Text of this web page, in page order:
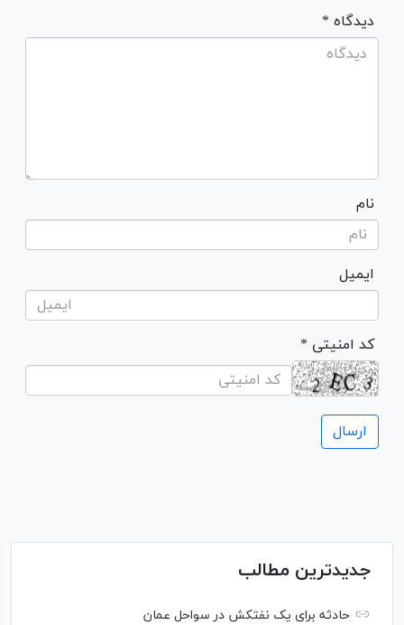
* دیدگاه
نام
ایمیل
* کد امنیتی
جدیدترین مطالب
حادثه برای یک نفتکش در سواحل عمان